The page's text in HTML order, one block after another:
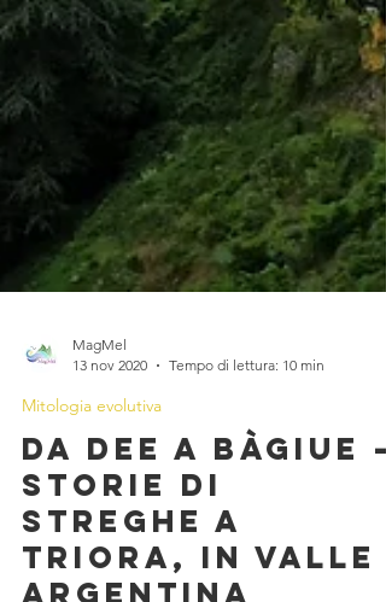
MagMel
Mitologia evolutiva